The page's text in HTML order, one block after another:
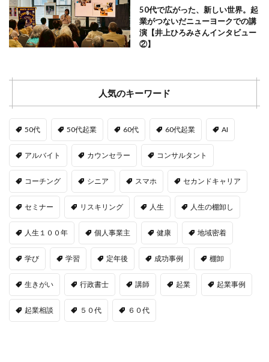
50代で広がった、新しい世界。起
業がつないだニューヨークでの講
演【井上ひろみさんインタビュー
②】
人気のキーワード
50代 50代起業 60代 60代起業 AI
アルバイト カウンセラー コンサルタント
コーチング シニア スマホ セカンドキャリア
セミナー リスキリング 人生 人生の棚卸し
人生１００年 個人事業主 健康 地域密着
学び 学習 定年後 成功事例 棚卸
生きがい 行政書士 講師 起業 起業事例
起業相談 ５０代 ６０代